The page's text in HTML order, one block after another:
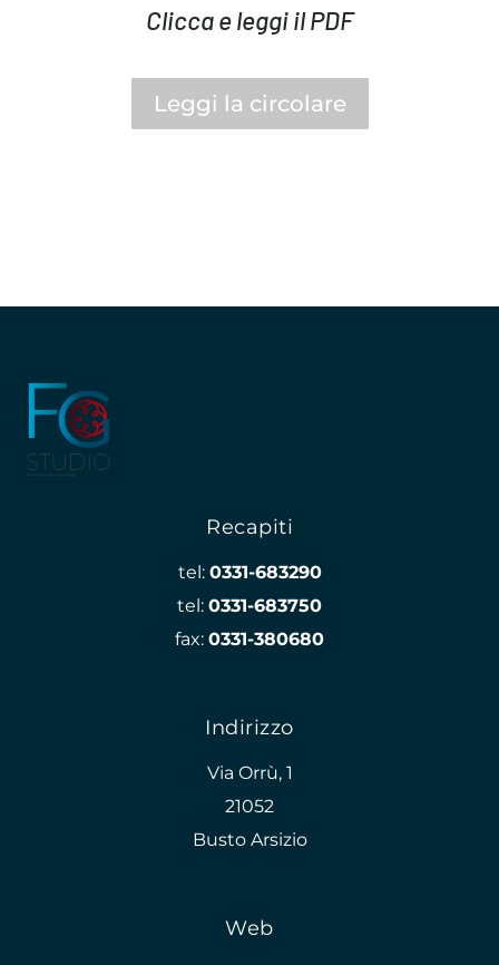
Clicca e leggi il PDF
Leggi la circolare
Recapiti
tel: 0331-683290
tel: 0331-683750
fax: 0331-380680
Indirizzo
Via Orrù, 1
21052
Busto Arsizio
Web